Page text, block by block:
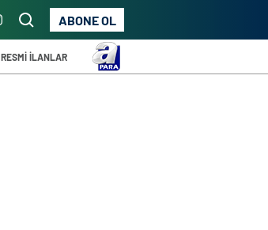
ABONE OL
RESMİ İLANLAR